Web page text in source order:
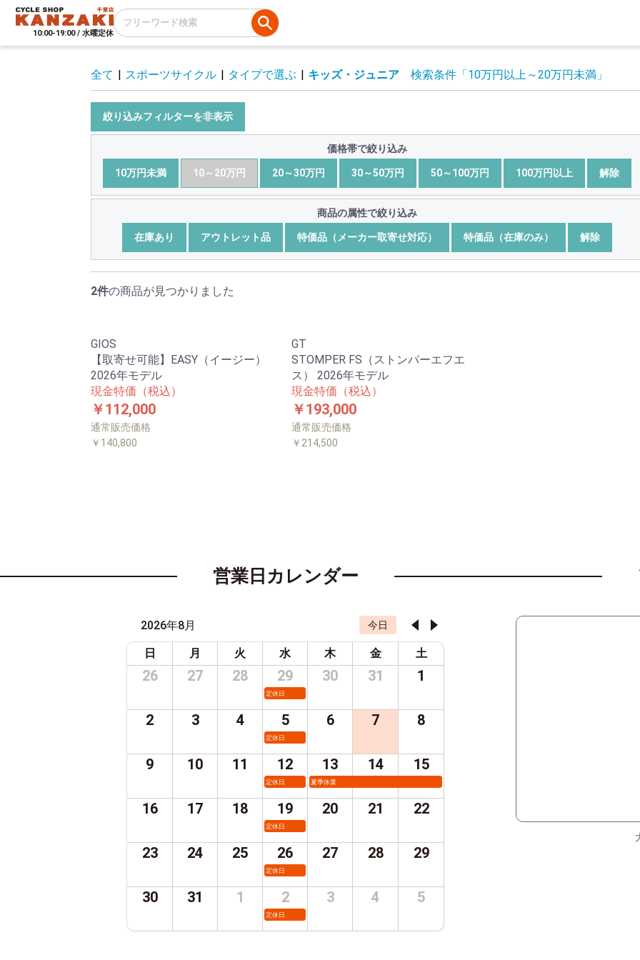
10:00-19:00 / 水曜定休
全て | スポーツサイクル | タイプで選ぶ | キッズ・ジュニア 検索条件 「10万円以上～20万円未満」
絞り込みフィルターを非表示
価格帯で絞り込み
10万円未満 10～20万円 20～30万円 30～50万円 50～100万円 100万円以上 解除
商品の属性で絞り込み
在庫あり アウトレット品 特価品（メーカー取寄せ対応） 特価品（在庫のみ） 解除
2件の商品が見つかりました
GIOS
【取寄せ可能】EASY（イージー）
2026年モデル
現金特価（税込）
￥112,000
通常販売価格
￥140,800
GT
STOMPER FS（ストンパーエフエ
ス） 2026年モデル
現金特価（税込）
￥193,000
通常販売価格
￥214,500
営業日カレンダー
2026年8月 今日
日 月 火 水 木 金 土
26 27 28 29
定休日
30 31 1
2 3 4 5
定休日
6 7 8
9 10 11 12
定休日
13
夏季休業
14 15
16 17 18 19
定休日
20 21 22
23 24 25 26
定休日
27 28 29
30 31 1 2
定休日
3 4 5